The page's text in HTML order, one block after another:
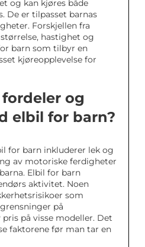
og kan kjøres både
De er tilpasset barnas
Forskjellen fra
hastighet og
barn som tilbyr en
kjøreopplevelse for
og
elbil for barn?
for barn inkluderer lek og
av motoriske ferdigheter
Elbil for barn
aktivitet. Noen
som
på
på visse modeller. Det
faktorene før man tar en